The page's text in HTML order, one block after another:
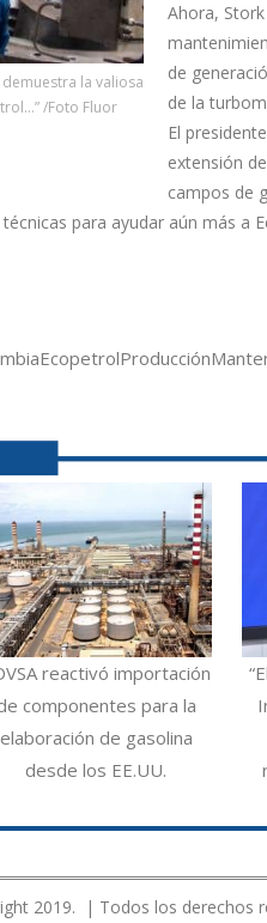
la valiosa
/Foto Fluor
Ahora,
de
de la
El
extensión
campos de
para ayudar aún más a
EcopetrolProducción
reactivó importación
componentes para la
elaboración de gasolina
desde los EE.UU.
2019. | Todos los derechos